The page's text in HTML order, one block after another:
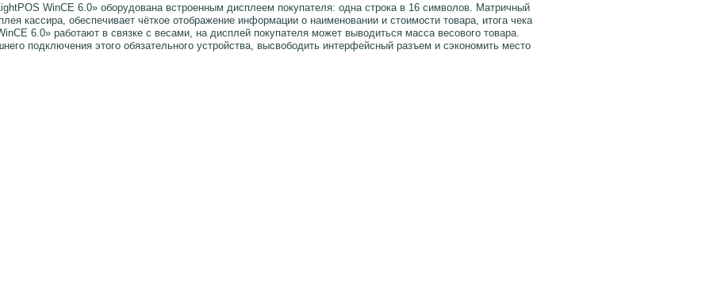
WinCE 6.0» оборудована встроенным дисплеем покупателя: одна строка в 16 символов. Матричный
кассира, обеспечивает чёткое отображение информации о наименовании и стоимости товара, итога чека
6.0» работают в связке с весами, на дисплей покупателя может выводиться масса весового товара.
подключения этого обязательного устройства, высвободить интерфейсный разъем и сэкономить место